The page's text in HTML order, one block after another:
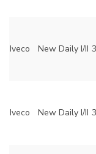
Iveco New Daily I/II
Iveco New Daily I/II